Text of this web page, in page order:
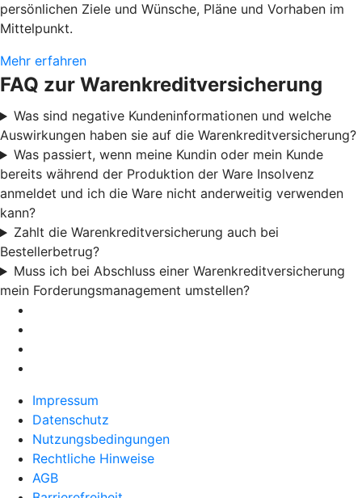
persönlichen Ziele und Wünsche, Pläne und Vorhaben im
Mittelpunkt.
Mehr erfahren
FAQ zur Warenkreditversicherung
Was sind negative Kundeninformationen und welche
Auswirkungen haben sie auf die Warenkreditversicherung?
Was passiert, wenn meine Kundin oder mein Kunde
bereits während der Produktion der Ware Insolvenz
anmeldet und ich die Ware nicht anderweitig verwenden
kann?
Zahlt die Warenkreditversicherung auch bei
Bestellerbetrug?
Muss ich bei Abschluss einer Warenkreditversicherung
mein Forderungsmanagement umstellen?
Impressum
Datenschutz
Nutzungsbedingungen
Rechtliche Hinweise
AGB